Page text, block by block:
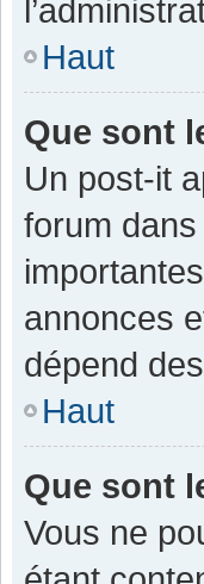
Haut
Que sont
Un post-it
forum
annonces
dépend
Haut
Que sont
Vous ne